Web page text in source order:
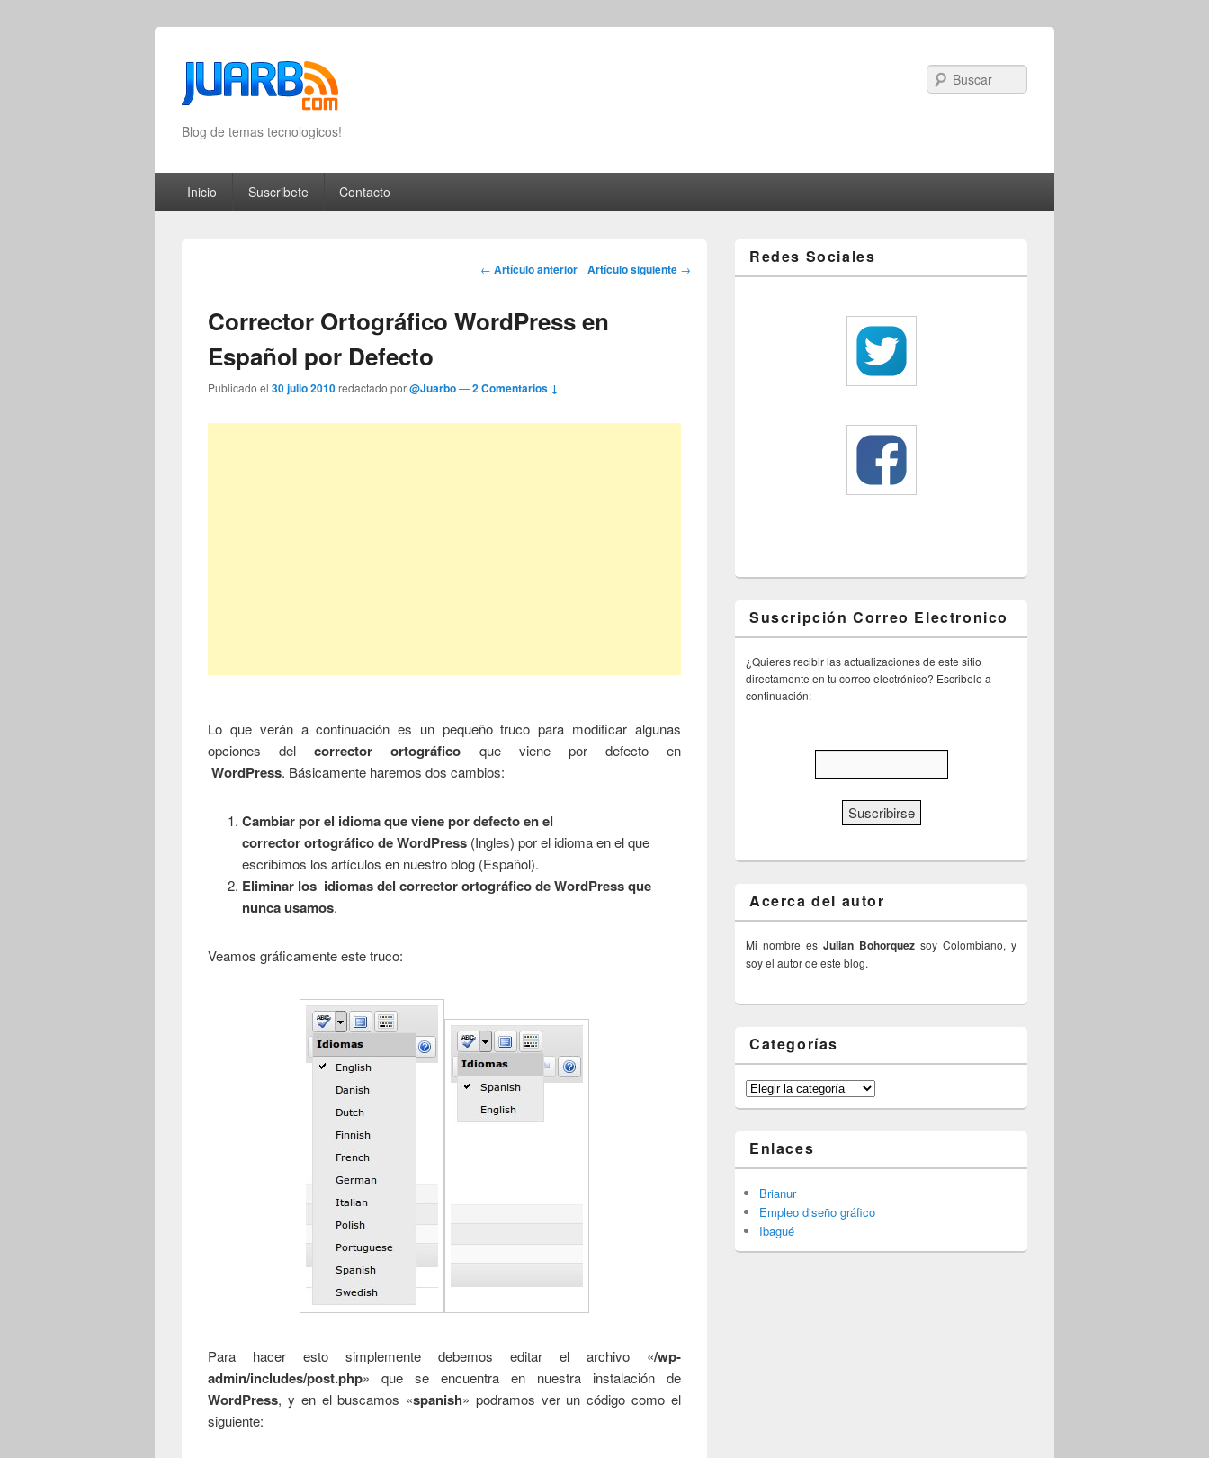
Blog de temas tecnologicos!
Primary menu
Skip to primary content
Skip to secondary content
Inicio Suscribete Contacto
Post navigation
← Artículo anterior Artículo siguiente →
Corrector Ortográfico WordPress en
Español por Defecto
Publicado el30 julio 2010redactado por@Juarbo—2 Comentarios ↓
Lo que verán a continuación es un pequeño truco para modificar algunas
opciones delcorrector ortográfico que viene por defecto en
WordPress. Básicamente haremos dos cambios:
Cambiar por el idioma que viene por defecto en el
corrector ortográfico de WordPress(Ingles) por el idioma en el que
escribimos los artículos en nuestro blog (Español).
Eliminar los idiomas del corrector ortográfico de WordPress que
nunca usamos.
Veamos gráficamente este truco:
Para hacer esto simplemente debemos editar el archivo «/wp-
admin/includes/post.php» que se encuentra en nuestra instalación de
WordPress, y en el buscamos «spanish» podramos ver un código como el
siguiente:
Redes Sociales
Suscripción Correo Electronico
¿Quieres recibir las actualizaciones de este sitio
directamente en tu correo electrónico? Escribelo a
continuación:
Acerca del autor
Mi nombre es Julian Bohorquez soy Colombiano, y
soy el autor de este blog.
Categorías
Categorías
Enlaces
Brianur
Empleo diseño gráfico
Ibagué